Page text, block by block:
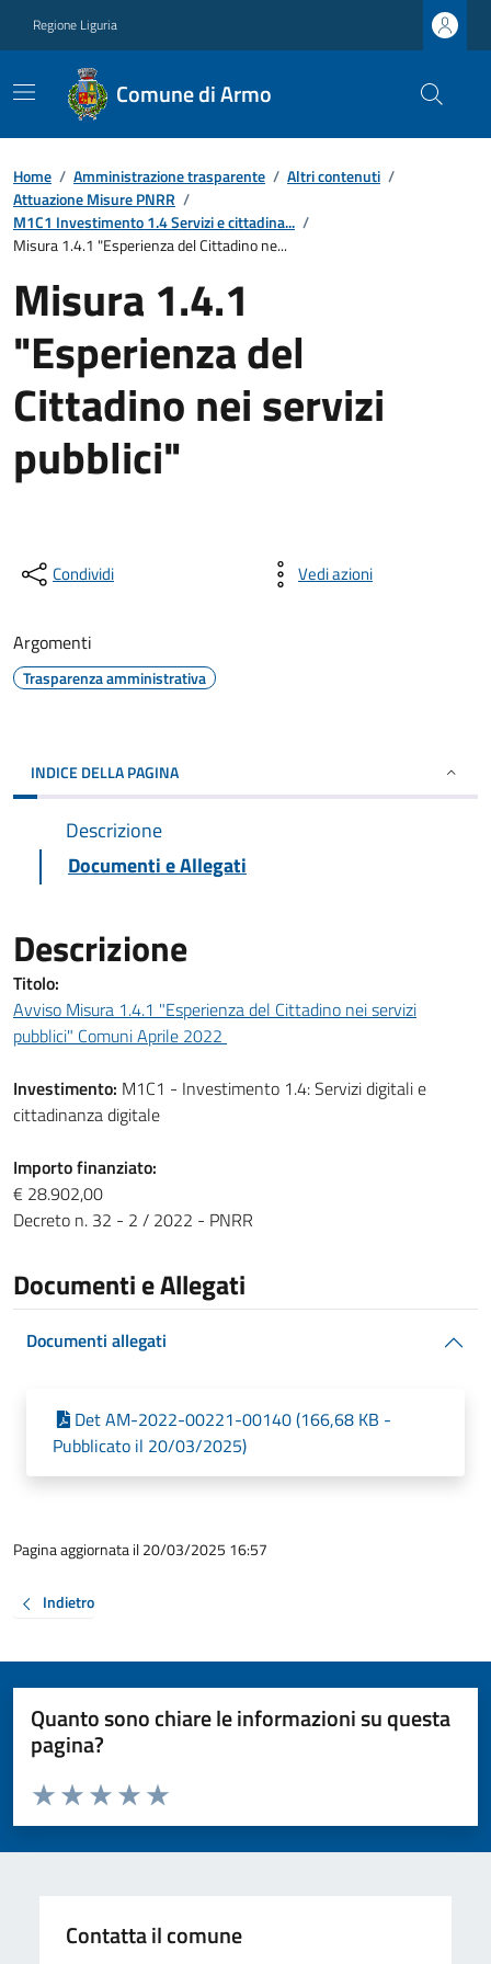
Regione Liguria
Comune di Armo
Home / Amministrazione trasparente / Altri contenuti /
Attuazione Misure PNRR /
M1C1 Investimento 1.4 Servizi e cittadina... /
Misura 1.4.1 "Esperienza del Cittadino ne...
Misura 1.4.1
"Esperienza del
Cittadino nei servizi
pubblici"
Condividi Vedi azioni
Argomenti
Trasparenza amministrativa
INDICE DELLA PAGINA
Descrizione
Documenti e Allegati
Descrizione
Titolo:
Avviso Misura 1.4.1 "Esperienza del Cittadino nei servizi
pubblici" Comuni Aprile 2022
Investimento: M1C1 - Investimento 1.4: Servizi digitali e
cittadinanza digitale
Importo finanziato:
€ 28.902,00
Decreto n. 32 - 2 / 2022 - PNRR
Documenti e Allegati
Documenti allegati
Det AM-2022-00221-00140 (166,68 KB -
Pubblicato il 20/03/2025)
Pagina aggiornata il 20/03/2025 16:57
Indietro
Quanto sono chiare le informazioni su questa
pagina?
Valuta da 1 a 5 stelle la pagina
Valuta 5 stelle su 5
Valuta 4 stelle su 5
Valuta 3 stelle su 5
Valuta 2 stelle su 5
Valuta 1 stelle su 5
Contatta il comune